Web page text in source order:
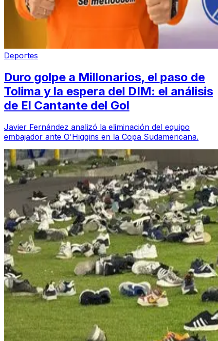
Deportes
Duro golpe a Millonarios, el paso de
Tolima y la espera del DIM: el análisis
de El Cantante del Gol
Javier Fernández analizó la eliminación del equipo
embajador ante O'Higgins en la Copa Sudamericana.